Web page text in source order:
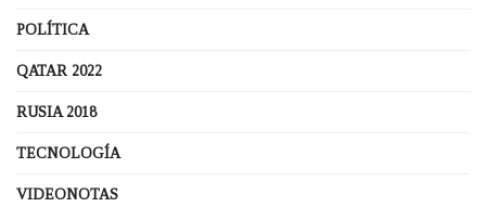
POLÍTICA
QATAR 2022
RUSIA 2018
TECNOLOGÍA
VIDEONOTAS